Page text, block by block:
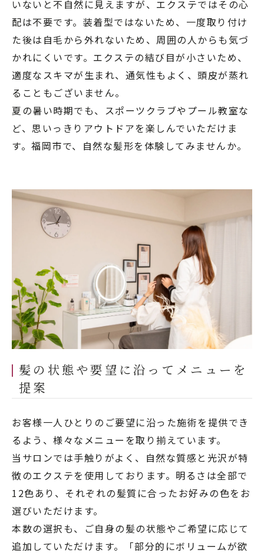
いないと不自然に見えますが、エクステではその心
配は不要です。装着型ではないため、一度取り付け
た後は自毛から外れないため、周囲の人からも気づ
かれにくいです。エクステの結び目が小さいため、
適度なスキマが生まれ、通気性もよく、頭皮が蒸れ
ることもございません。
夏の暑い時期でも、スポーツクラブやプール教室な
ど、思いっきりアウトドアを楽しんでいただけま
す。福岡市で、自然な髪形を体験してみませんか。
髪の状態や要望に沿ってメニューを
提案
お客様一人ひとりのご要望に沿った施術を提供でき
るよう、様々なメニューを取り揃えています。
当サロンでは手触りがよく、自然な質感と光沢が特
徴のエクステを使用しております。明るさは全部で
12色あり、それぞれの髪質に合ったお好みの色をお
選びいただけます。
本数の選択も、ご自身の髪の状態やご希望に応じて
追加していただけます。「部分的にボリュームが欲